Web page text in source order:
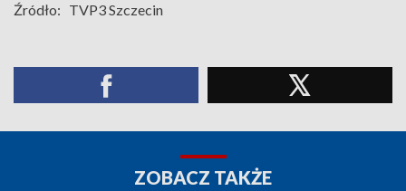
Źródło: TVP3 Szczecin
ZOBACZ TAKŻE